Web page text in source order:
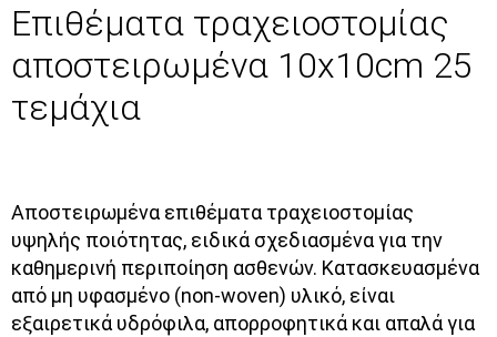
Επιθέματα τραχειοστομίας
αποστειρωμένα 10x10cm 25
τεμάχια
Αποστειρωμένα επιθέματα τραχειοστομίας
υψηλής ποιότητας, ειδικά σχεδιασμένα για την
καθημερινή περιποίηση ασθενών. Κατασκευασμένα
από μη υφασμένο (non-woven) υλικό, είναι
εξαιρετικά υδρόφιλα, απορροφητικά και απαλάγια